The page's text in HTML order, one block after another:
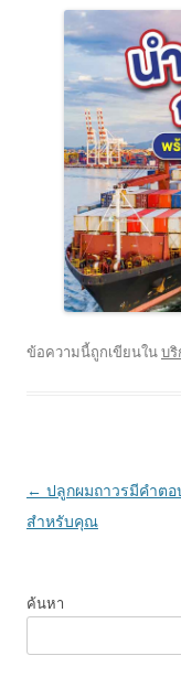
ข้อความนี้ถูกเขียนในบริ
เมนู
นำทาง
← ปลูกผมถาวรมีคำต
สำหรับคุณ
ค้นหา